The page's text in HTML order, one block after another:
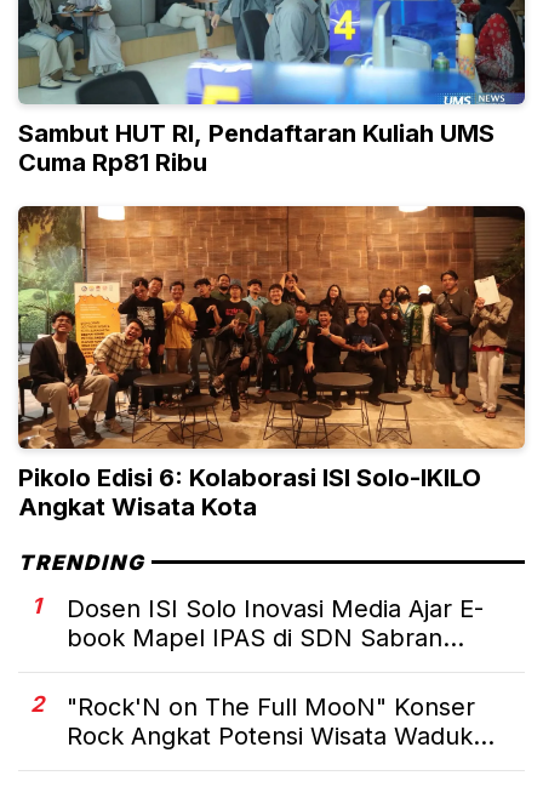
Sambut HUT RI, Pendaftaran Kuliah UMS
Cuma Rp81 Ribu
Pikolo Edisi 6: Kolaborasi ISI Solo-IKILO
Angkat Wisata Kota
TRENDING
1
Dosen ISI Solo Inovasi Media Ajar E-
book Mapel IPAS di SDN Sabran...
2
"Rock'N on The Full MooN" Konser
Rock Angkat Potensi Wisata Waduk...